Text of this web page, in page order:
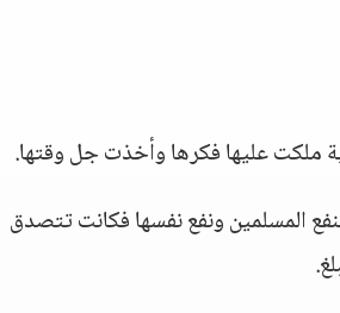
ملكت عليها فكرها وأخذت جل وقتها.
المسلمين ونفع نفسها فكانت تتصدق